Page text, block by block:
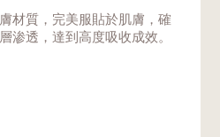
材質，完美服貼於肌膚，確
渗透，達到高度吸收成效。